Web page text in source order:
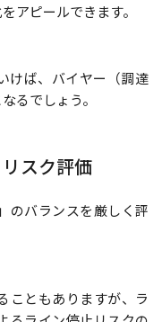
アピールできます。
けば、バイヤー（調達
るでしょう。
スク評価
のバランスを厳しく評
こともありますが、ラ